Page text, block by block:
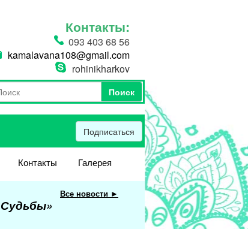
Контакты:
093 403 68 56
kamalavana108@gmail.com
rohinikharkov
поиска
Поиск
Подписаться
Контакты Галерея
Все новости ►